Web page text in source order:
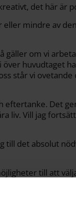
det här är
eller mindre av
gäller om vi
huvudtaget
står vi
eftertanke. Det
liv. Vill jag
till det absolut
till att
skapas också en
stänga ner